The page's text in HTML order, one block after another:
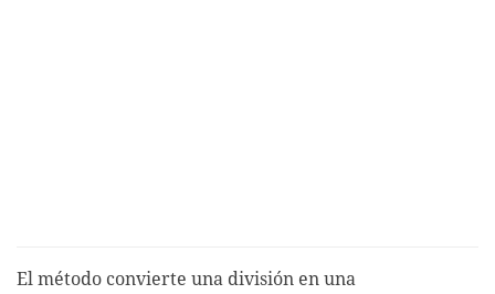
El método convierte una división en una